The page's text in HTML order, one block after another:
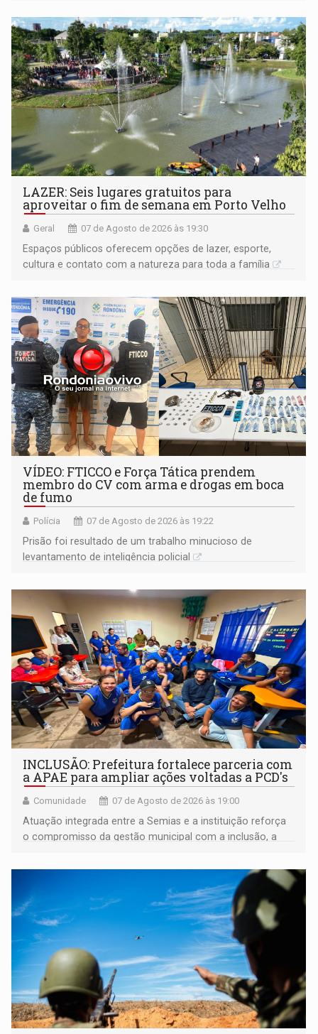
LAZER: Seis lugares gratuitos para
aproveitar o fim de semana em Porto Velho
Geral 07 de Agosto de 2026 às 19:30
Espaços públicos oferecem opções de lazer, esporte,
cultura e contato com a natureza para toda a família
VÍDEO: FTICCO e Força Tática prendem
membro do CV com arma e drogas em boca
de fumo
Polícia 07 de Agosto de 2026 às 19:22
Prisão foi resultado de um trabalho minucioso de
levantamento de inteligência policial
INCLUSÃO: Prefeitura fortalece parceria com
a APAE para ampliar ações voltadas a PCD's
Comunidade 07 de Agosto de 2026 às 19:00
Atuação integrada entre a Semias e a instituição reforça
o compromisso da gestão municipal com a inclusão, a